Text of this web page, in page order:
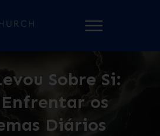
Sobre Si:
os
Diários